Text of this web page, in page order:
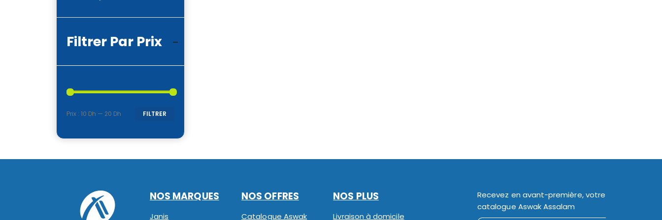
Filtrer Par Prix
FILTRER
Prix : 10 Dh — 20 Dh
NOS MARQUES
Janis
NOS OFFRES
Catalogue Aswak
NOS PLUS
Livraison à domicile
Recevez en avant-première, votre
catalogue Aswak Assalam